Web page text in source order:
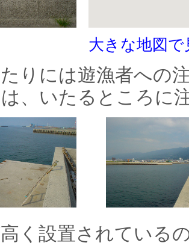
大きな地図で
りには遊漁者への
、いたるところに
く設置されている